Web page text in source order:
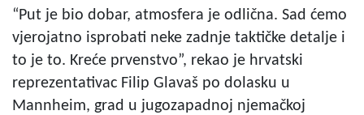
“Put je bio dobar, atmosfera je odlična. Sad ćemo
vjerojatno isprobati neke zadnje taktičke detalje i
to je to. Kreće prvenstvo”, rekao je hrvatski
reprezentativac Filip Glavaš po dolasku u
Mannheim, grad u jugozapadnoj njemačkoj